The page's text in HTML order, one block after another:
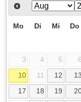
Mo Di Mi Do
3
4 5 6
10
11 12 13
17
18 19